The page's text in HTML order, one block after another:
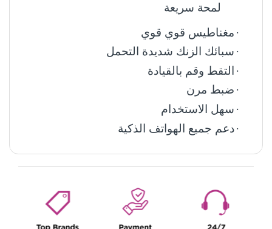
لمحة سريعة
· مغناطيس قوي قوي
· سبائك الزنك شديدة التحمل
· التقط وقم بالقيادة
· ضبط مرن
· سهل الاستخدام
·دعم جميع الهواتف الذكية